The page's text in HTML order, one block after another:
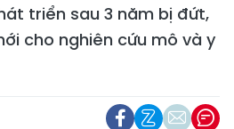
triển sau 3 năm bị đứt,
cho nghiên cứu mô và y